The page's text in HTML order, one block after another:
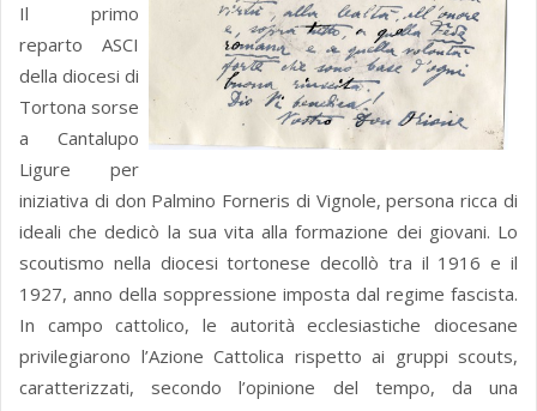
Il primo
reparto ASCI
della diocesi di
Tortona sorse
a Cantalupo
Ligure per
iniziativa di don Palmino Forneris di Vignole, persona ricca di
ideali che dedicò la sua vita alla formazione dei giovani. Lo
scoutismo nella diocesi tortonese decollò tra il 1916 e il
1927, anno della soppressione imposta dal regime fascista.
In campo cattolico, le autorità ecclesiastiche diocesane
privilegiarono l’Azione Cattolica rispetto ai gruppi scouts,
caratterizzati, secondo l’opinione del tempo, da una